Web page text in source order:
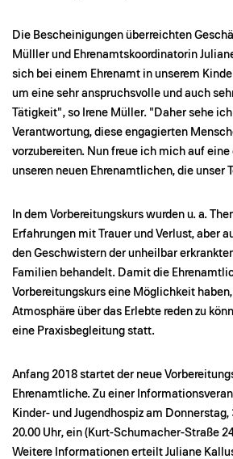
Die Bescheinigungen überreichten
Mülller und Ehrenamtskoordinatorin
sich bei einem Ehrenamt in unserem
um eine sehr anspruchsvolle und auch
Tätigkeit", so Irene Müller. "Daher sehe
Verantwortung, diese engagierten
vorzubereiten. Nun freue ich mich auf
unseren neuen Ehrenamtlichen, die unser
In dem Vorbereitungskurs wurden u. a.
Erfahrungen mit Trauer und Verlust, aber
den Geschwistern der unheilbar
Familien behandelt. Damit die
Vorbereitungskurs eine Möglichkeit
Atmosphäre über das Erlebte reden zu
eine Praxisbegleitung statt.
Anfang 2018 startet der neue
Ehrenamtliche. Zu einer
Kinder- und Jugendhospiz am
20.00 Uhr, ein (Kurt-Schumacher-Straße
Weitere Informationen erteilt Juliane